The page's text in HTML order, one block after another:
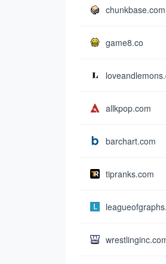
chunkbase.com
game8.co
allkpop.com
barchart.com
tipranks.com